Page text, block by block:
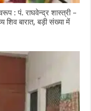
: पं. राघवेन्द्र शास्त्री –
शिव बारात, बड़ी संख्या में